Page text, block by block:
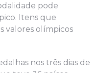
pode
Itens que
valores olímpicos
nos três dias de